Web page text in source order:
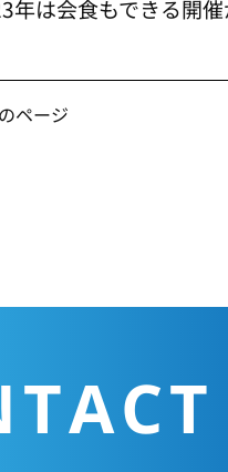
年は会食もできる開
ページ